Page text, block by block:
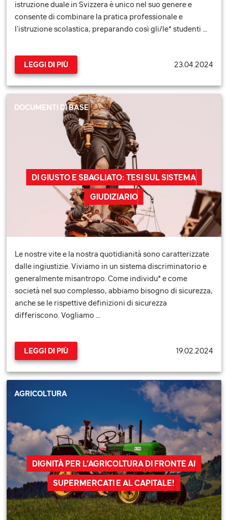
istruzione duale in Svizzera è unico nel suo genere e
consente di combinare la pratica professionale e
l'istruzione scolastica, preparando così gli/le* studenti …
LEGGI DI PIÙ 23.04.2024
DI GIUSTO E SBAGLIATO: TESI SUL SISTEMA
GIUDIZIARIO
DOCUMENTI DI BASE
Le nostre vite e la nostra quotidianità sono caratterizzate
dalle ingiustizie. Viviamo in un sistema discriminatorio e
generalmente misantropo. Come individu* e come
società nel suo complesso, abbiamo bisogno di sicurezza,
anche se le rispettive definizioni di sicurezza
differiscono. Vogliamo …
LEGGI DI PIÙ 19.02.2024
DIGNITÀ PER L’AGRICOLTURA DI FRONTE AI
SUPERMERCATI E AL CAPITALE!
AGRICOLTURA